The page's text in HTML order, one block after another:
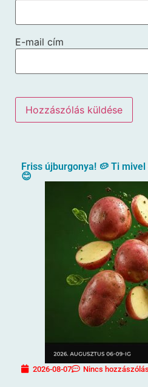
E-mail cím
Friss újburgonya! 🥔 Ti
😊
2026-08-07 Nincs hozzászólás